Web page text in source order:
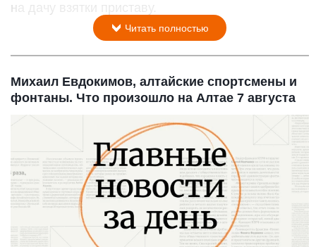
на дачу взятки приставу.
Читать полностью
Михаил Евдокимов, алтайские спортсмены и
фонтаны. Что произошло на Алтае 7 августа